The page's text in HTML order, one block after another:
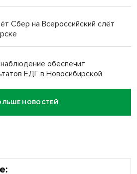
Сбер на Всероссийский слёт
обеспечит
ЕДГ в Новосибирской
«Ростелеком» объявляет
НОВОСТЕЙ